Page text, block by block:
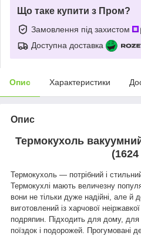
Що таке купити з Пром?
Замовлення під захистом
Доступна доставка
Опис Характеристики
Опис
Термокухоль
(1624
Термокухоль — потрібний і
Термокухлі мають величезну
вони не тільки дуже надійні, але й
виготовлений із харчової
подряпин. Підходить для дому,
поїздок і подорожей. Прогумовані